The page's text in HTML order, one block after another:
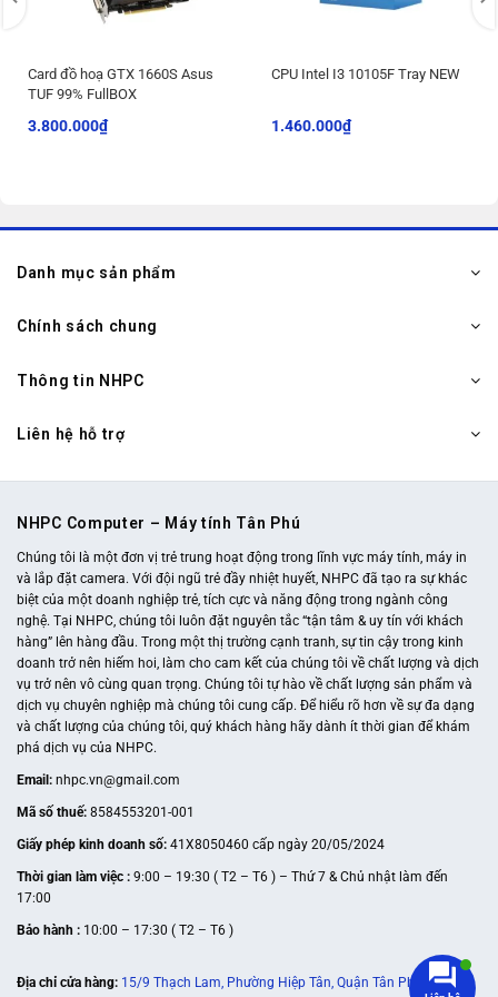
Card đồ hoạ GTX 1660S Asus
TUF 99% FullBOX
3.800.000₫
CPU Intel I3 10105F Tray NEW
1.460.000₫
Danh mục sản phẩm
Chính sách chung
Thông tin NHPC
Liên hệ hỗ trợ
NHPC Computer – Máy tính Tân Phú
Chúng tôi là một đơn vị trẻ trung hoạt động trong lĩnh vực máy tính, máy in
và lắp đặt camera. Với đội ngũ trẻ đầy nhiệt huyết, NHPC đã tạo ra sự khác
biệt của một doanh nghiệp trẻ, tích cực và năng động trong ngành công
nghệ. Tại NHPC, chúng tôi luôn đặt nguyên tắc “tận tâm & uy tín với khách
hàng” lên hàng đầu. Trong một thị trường cạnh tranh, sự tin cậy trong kinh
doanh trở nên hiếm hoi, làm cho cam kết của chúng tôi về chất lượng và dịch
vụ trở nên vô cùng quan trọng. Chúng tôi tự hào về chất lượng sản phẩm và
dịch vụ chuyên nghiệp mà chúng tôi cung cấp. Để hiểu rõ hơn về sự đa dạng
và chất lượng của chúng tôi, quý khách hàng hãy dành ít thời gian để khám
phá dịch vụ của NHPC.
Email: nhpc.vn@gmail.com
Mã số thuế: 8584553201-001
Giấy phép kinh doanh số: 41X8050460 cấp ngày 20/05/2024
Thời gian làm việc : 9:00 – 19:30 ( T2 – T6 ) – Thứ 7 & Chủ nhật làm đến
17:00
Bảo hành : 10:00 – 17:30 ( T2 – T6 )
Địa chỉ cửa hàng: 15/9 Thạch Lam, Phường Hiệp Tân, Quận Tân Phú